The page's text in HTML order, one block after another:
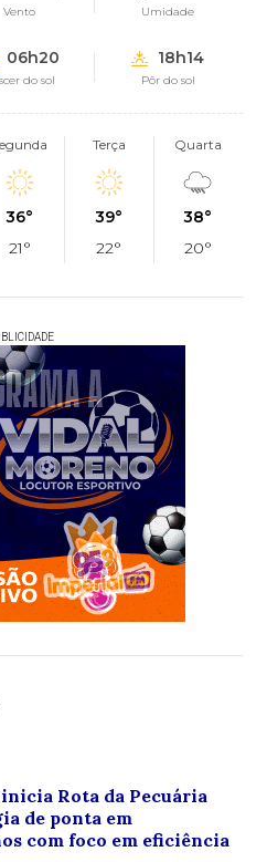
Vento Umidade
06h20
do sol
18h14
Pôr do sol
36°
21°
Terça
39°
22°
Quarta
38°
20°
Rota da Pecuária
de ponta em
com foco em eficiência